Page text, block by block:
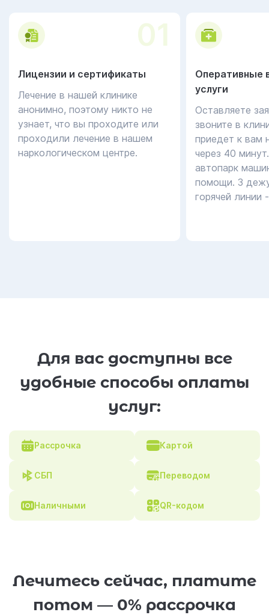
01
Лицензии и сертификаты
Лечение в нашей клинике
анонимно, поэтому никто не
узнает, что вы проходите или
проходили лечение в нашем
наркологическом центре.
Оперативные
услуги
Оставляете
звоните в
приедет к вам
через 40
автопарк
помощи. 3
горячей линии
Для вас доступны все
удобные способы оплаты
услуг:
Рассрочка Картой
СБП Переводом
Наличными QR-кодом
Лечитесь сейчас, платите
потом — 0% рассрочка